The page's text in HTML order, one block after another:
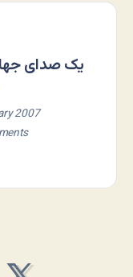
یک صدای
2007